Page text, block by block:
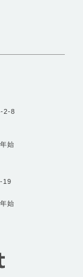
2-8
始
19
始